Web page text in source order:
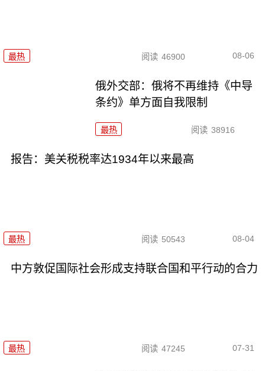
最热 阅读 46900 08-06
俄外交部：俄将不再维持《中导
条约》单方面自我限制
最热 阅读 38916
报告：美关税税率达1934年以来最高
最热 阅读 50543 08-04
中方敦促国际社会形成支持联合国和平行动的合力
最热 阅读 47245 07-31